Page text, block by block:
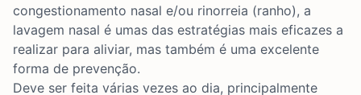
congestionamento nasal e/ou rinorreia (ranho), a
lavagem nasal é umas das estratégias mais eficazes a
realizar para aliviar, mas também é uma excelente
forma de prevenção.
Deve ser feita várias vezes ao dia, principalmente